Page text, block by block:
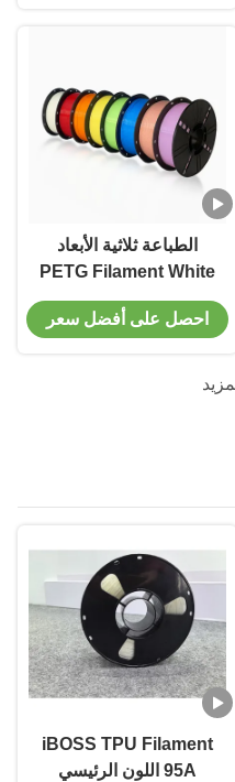
الطباعة ثلاثية الأبعاد
PETG Filament White
3D Printer Toughness
المحسنة لتكنولوجيا FDM
احصل على أفضل سعر
iBOSS TPU Filament
95A اللون الرئيسي